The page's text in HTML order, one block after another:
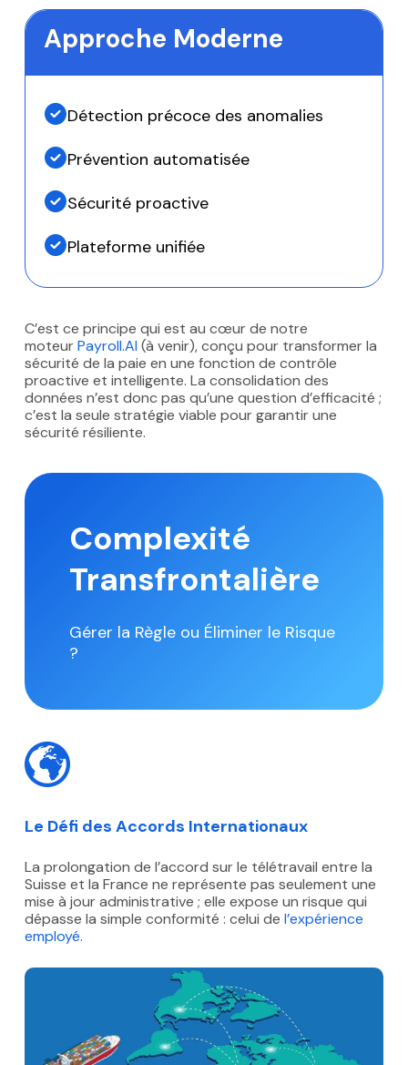
Approche Moderne
Détection précoce des anomalies
Prévention automatisée
Sécurité proactive
Plateforme unifiée
C’est ce principe qui est au cœur de notre
moteurPayroll.AI (à venir), conçu pour transformer la
sécurité de la paie en une fonction de contrôle
proactive et intelligente. La consolidation des
données n’est donc pas qu’une question d’efficacité ;
c’est la seule stratégie viable pour garantir une
sécurité résiliente.
Complexité
Transfrontalière
Gérer la Règle ou Éliminer le Risque
?
Le Défi des Accords Internationaux
La prolongation de l’accord sur le télétravail entre la
Suisse et la France ne représente pas seulement une
mise à jour administrative ; elle expose un risque qui
dépasse la simple conformité : celui de l’expérience
employé.